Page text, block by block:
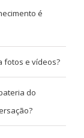
é
fotos e vídeos?
do